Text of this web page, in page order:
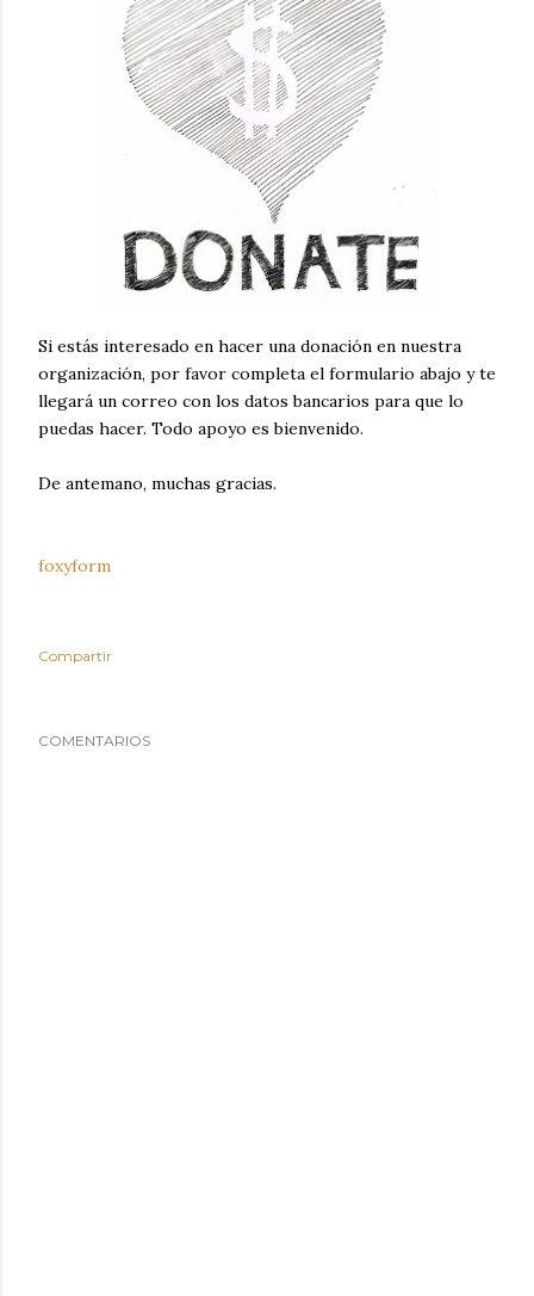
Si estás interesado en hacer una donación en nuestra
organización, por favor completa el formulario abajo y te
llegará un correo con los datos bancarios para que lo
puedas hacer. Todo apoyo es bienvenido.
De antemano, muchas gracias.
foxyform
Compartir
COMENTARIOS